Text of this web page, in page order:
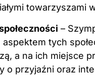
towarzyszami
–
tych
a na ich miejsce
o przyjaźni oraz